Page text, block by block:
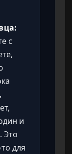
с
и
Это
для